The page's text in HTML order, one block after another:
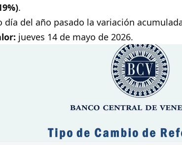
.
día del año pasado la variación
jueves 14 de mayo de 2026.